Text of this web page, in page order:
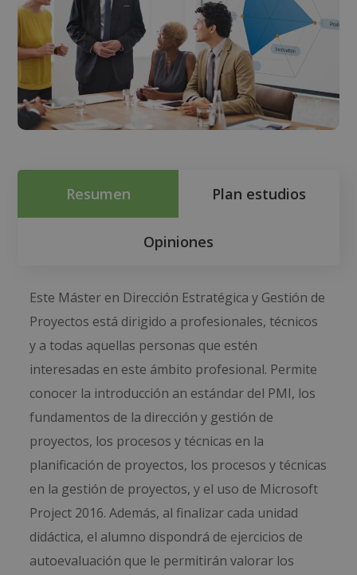
Resumen Plan estudios
Opiniones
Este Máster en Dirección Estratégica y Gestión de
Proyectos está dirigido a profesionales, técnicos
y a todas aquellas personas que estén
interesadas en este ámbito profesional. Permite
conocer la introducción an estándar del PMI, los
fundamentos de la dirección y gestión de
proyectos, los procesos y técnicas en la
planificación de proyectos, los procesos y técnicas
en la gestión de proyectos, y el uso de Microsoft
Project 2016. Además, al finalizar cada unidad
didáctica, el alumno dispondrá de ejercicios de
autoevaluación que le permitirán valorar los